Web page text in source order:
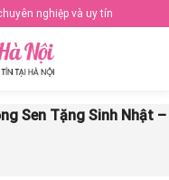
nghiệp và uy tín
Sen Tặng Sinh Nhật –